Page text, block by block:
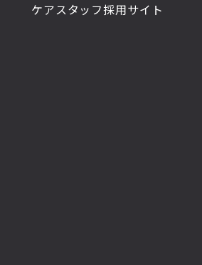
ケアスタッフ採用サイト